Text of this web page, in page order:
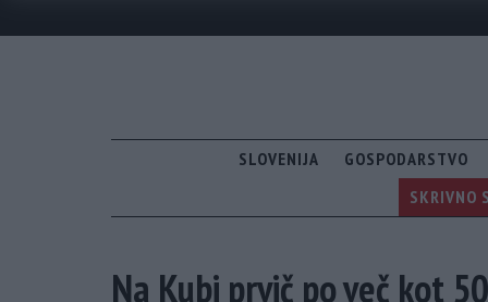
SLOVENIJA GOSPODARSTVO
SKRIVNO
Na Kubi prvič po več kot